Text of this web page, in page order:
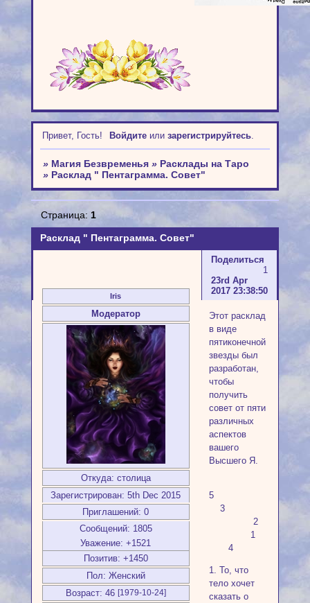
Привет, Гость! Войдитеили зарегистрируйтесь.
» Магия Безвременья » Расклады на Таро
» Расклад " Пентаграмма. Совет"
Расклад " Пентаграмма. Совет"
Страница: 1
Поделиться
1
23rd Apr
2017 23:38:50
Iris
Модератор
Откуда: столица
Зарегистрирован: 5th Dec 2015
Приглашений: 0
Сообщений: 1805
Уважение: +1521
Позитив: +1450
Пол: Женский
Возраст: 46 [1979-10-24]
Этот расклад
в виде
пятиконечной
звезды был
разработан,
чтобы
получить
совет от пяти
различных
аспектов
вашего
Высшего Я.
5
3
2
1
4
1. То, что
тело хочет
сказать о